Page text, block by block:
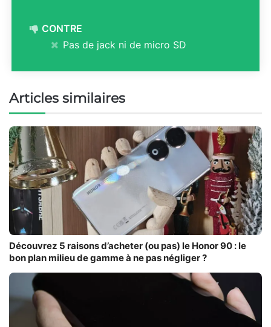
CONTRE
Pas de jack ni de micro SD
Articles similaires
Découvrez 5 raisons d’acheter (ou pas) le Honor 90 : le
bon plan milieu de gamme à ne pas négliger ?